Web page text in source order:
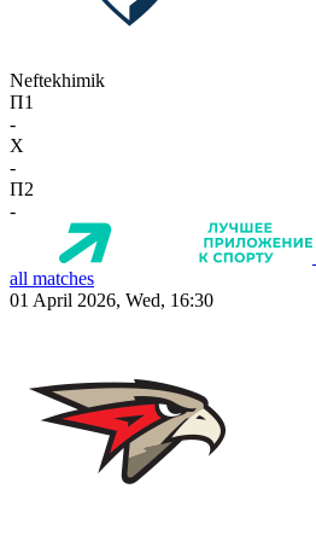
Neftekhimik
П1
-
X
-
П2
-
all matches
01 April 2026, Wed, 16:30